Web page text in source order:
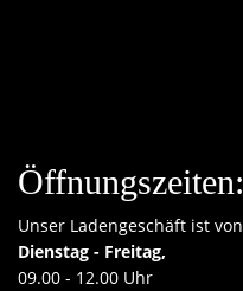
Öffnungszeiten:
Unser Ladengeschäft ist von
Dienstag - Freitag,
09.00 - 12.00 Uhr